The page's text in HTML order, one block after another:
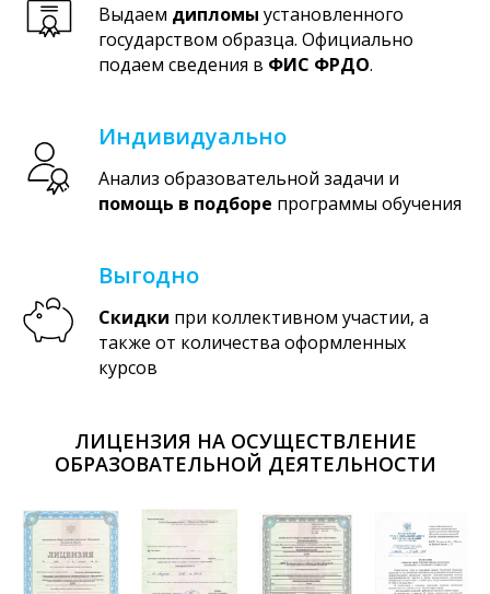
Выдаем дипломы установленного
государством образца. Официально
подаем сведения в ФИС ФРДО.
Индивидуально
Анализ образовательной задачи и
помощь в подборе программы обучения
Выгодно
Скидки при коллективном участии, а
также от количества оформленных
курсов
ЛИЦЕНЗИЯ НА ОСУЩЕСТВЛЕНИЕ
ОБРАЗОВАТЕЛЬНОЙ ДЕЯТЕЛЬНОСТИ